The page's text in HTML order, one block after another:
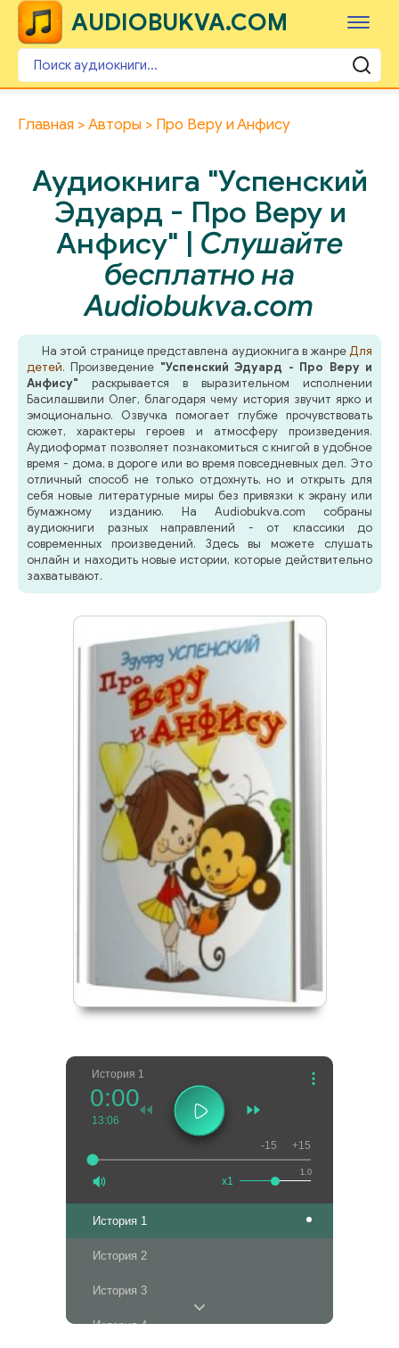
AUDIOBUKVA.COM
Главная Авторы Про Веру и Анфису
Аудиокнига "Успенский
Эдуард - Про Веру и
Анфису" | Слушайте
бесплатно на
Audiobukva.com
На этой странице представлена аудиокнига в жанреДля
детей. Произведение "Успенский Эдуард - Про Веру и
Анфису" раскрывается в выразительном исполнении
Басилашвили Олег, благодаря чему история звучит ярко и
эмоционально. Озвучка помогает глубже прочувствовать
сюжет, характеры героев и атмосферу произведения.
Аудиоформат позволяет познакомиться с книгой в удобное
время - дома, в дороге или во время повседневных дел. Это
отличный способ не только отдохнуть, но и открыть для
себя новые литературные миры без привязки к экрану или
бумажному изданию. На Audiobukva.com собраны
аудиокниги разных направлений - от классики до
современных произведений. Здесь вы можете слушать
онлайн и находить новые истории, которые действительно
захватывают.
История 1
0:00
13:06
1.0
x1
-15 +15
История 1
История 2
История 3
История 4